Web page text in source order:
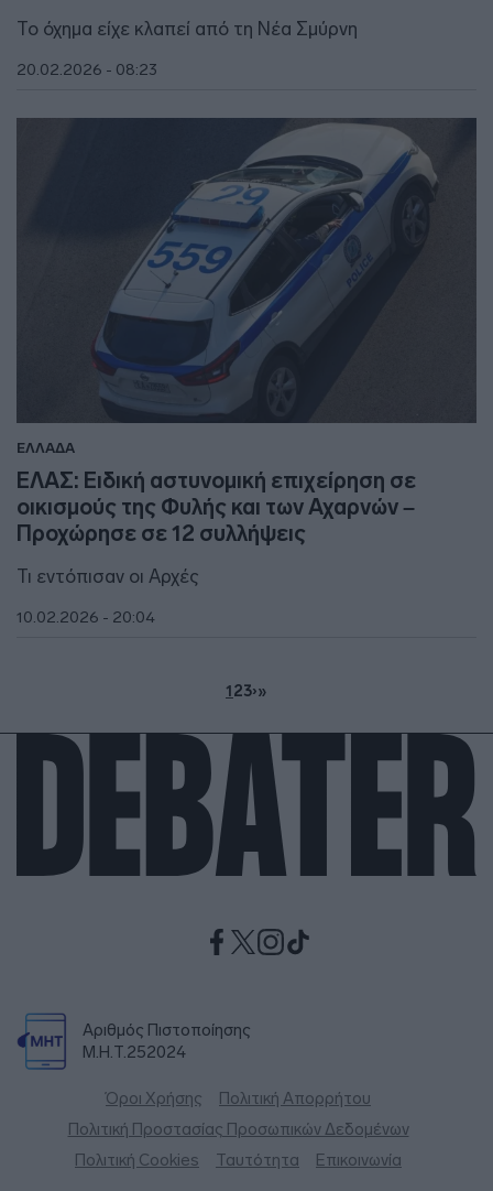
Το όχημα είχε κλαπεί από τη Νέα Σμύρνη
20.02.2026 - 08:23
ΕΛΛΑΔΑ
ΕΛΑΣ: Ειδική αστυνομική επιχείρηση σε
οικισμούς της Φυλής και των Αχαρνών –
Προχώρησε σε 12 συλλήψεις
Τι εντόπισαν οι Αρχές
10.02.2026 - 20:04
123›»
Αριθμός Πιστοποίησης
Μ.Η.Τ.252024
Όροι Χρήσης
Πολιτική Απορρήτου
Πολιτική Προστασίας Προσωπικών Δεδομένων
Πολιτική Cookies
Ταυτότητα Επικοινωνία